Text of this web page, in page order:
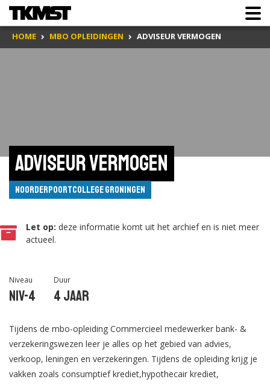
HOME MBO OPLEIDINGEN ADVISEUR VERMOGEN
Adviseur Vermogen
Noorderpoortcollege Groningen
Let op: deze informatie komt uit het archief en is niet meer
actueel.
Niveau
Niv-4
Duur
4 jaar
Tijdens de mbo-opleiding Commercieel medewerker bank- &
verzekeringswezen leer je alles op het gebied van advies,
verkoop, leningen en verzekeringen. Tijdens de opleiding krijg je
vakken zoals consumptief krediet,hypothecair krediet,